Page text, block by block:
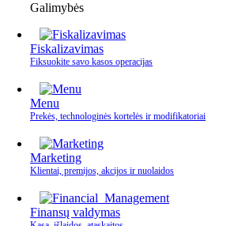
Galimybės
Fiskalizavimas
Fiksuokite savo kasos operacijas
Menu
Prekės, technologinės kortelės ir modifikatoriai
Marketing
Klientai, premijos, akcijos ir nuolaidos
Finansų valdymas